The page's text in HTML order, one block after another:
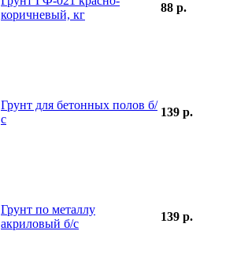
коричневый, кг
88 р.
Грунт для бетонных полов б/
с
139 р.
Грунт по металлу
акриловый б/с
139 р.